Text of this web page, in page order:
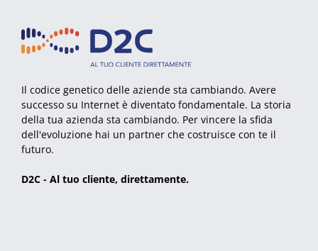
Il codice genetico delle aziende sta cambiando. Avere
successo su Internet è diventato fondamentale. La storia
della tua azienda sta cambiando. Per vincere la sfida
dell'evoluzione hai un partner che costruisce con te il
futuro.
D2C - Al tuo cliente, direttamente.